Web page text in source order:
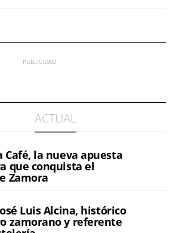
ACTUAL
Café, la nueva apuesta
que conquista el
Zamora
Luis Alcina, histórico
zamorano y referente